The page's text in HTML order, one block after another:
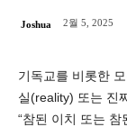
Joshua 2월 5, 2025
기독교를 비롯한
실(reality) 또는 진
“참된 이치 또는